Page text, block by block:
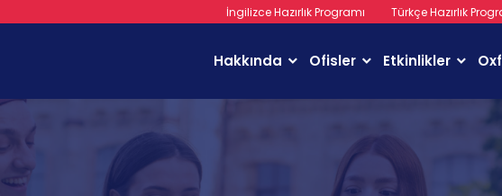
İngilizce Hazırlık Programı Türkçe Hazırlık
Hakkında Ofisler Etkinlikler